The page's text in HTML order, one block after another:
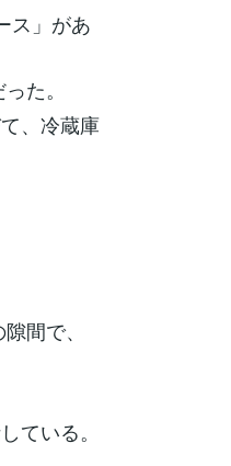
ス」があ
た。
、冷蔵庫
間で、
ている。